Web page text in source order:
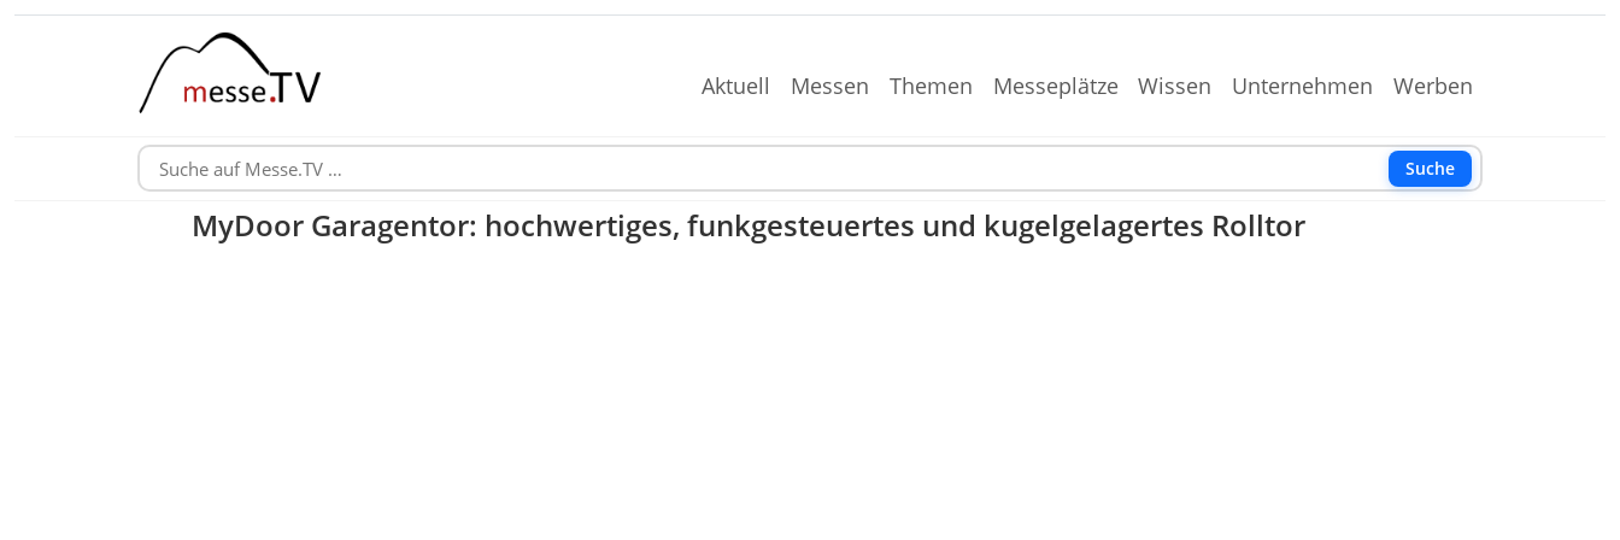
Aktuell Messen Themen Messeplätze Wissen Unternehmen Werben
Suche
MyDoor Garagentor: hochwertiges, funkgesteuertes und kugelgelagertes Rolltor